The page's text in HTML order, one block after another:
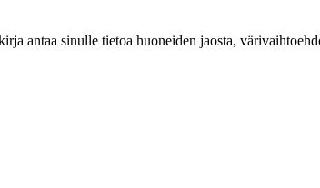
antaa sinulle tietoa huoneiden jaosta,